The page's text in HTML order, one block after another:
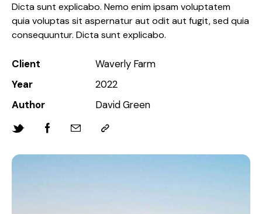
Dicta sunt explicabo. Nemo enim ipsam voluptatem
quia voluptas sit aspernatur aut odit aut fugit, sed quia
consequuntur. Dicta sunt explicabo.
Client
Waverly Farm
Year
2022
Author
David Green